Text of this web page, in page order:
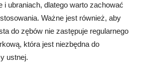
i ubraniach, dlatego warto zachować
Ważne jest również, aby
do zębów nie zastępuje regularnego
która jest niezbędna do
ustnej.